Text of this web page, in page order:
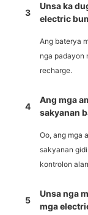
3
Unsa ka
electric
Ang baterya
nga padayon
recharge.
4
Ang mga
sakyanan
Oo, ang mga
sakyanan
kontrolon
5
Unsa nga
mga